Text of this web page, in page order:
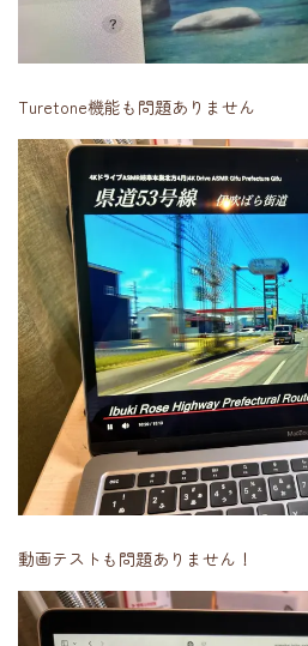
Turetone機能も問題ありません
動画テストも問題ありません！